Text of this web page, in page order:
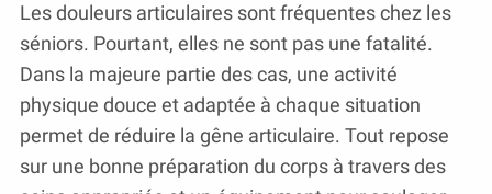
Les douleurs articulaires sont fréquentes chez les
séniors. Pourtant, elles ne sont pas une fatalité.
Dans la majeure partie des cas, une activité
physique douce et adaptée à chaque situation
permet de réduire la gêne articulaire. Tout repose
sur une bonne préparation du corps à travers des